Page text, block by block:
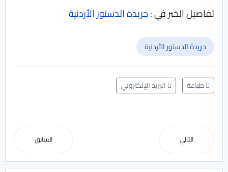
تفاصيل الخبر في :جريدة الدستور الأردنية
جريدة الدستور الأردنية
طباعة البريد الإلكتروني
السابق التالي